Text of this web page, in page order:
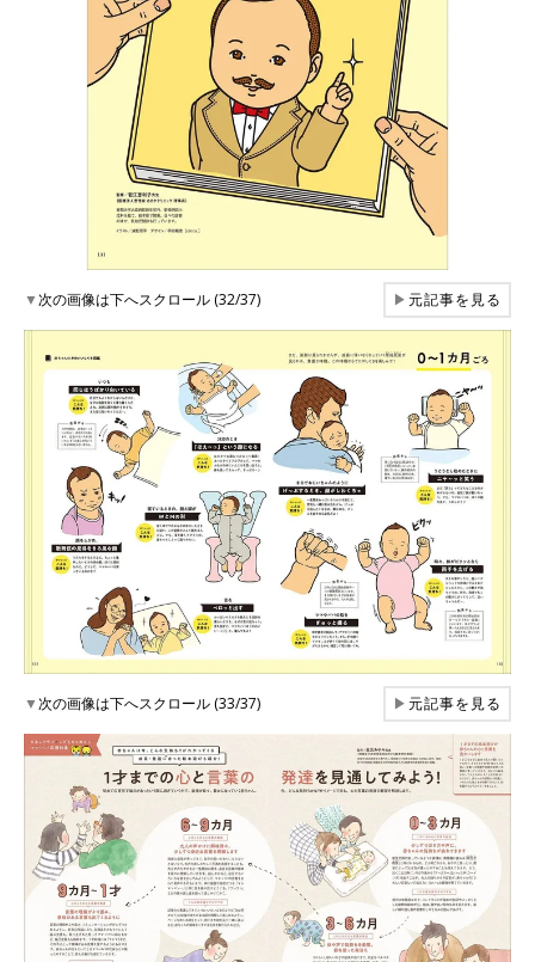
▼次の画像は下へスクロール (32/37) ▶元記事を見る
▼次の画像は下へスクロール (33/37) ▶元記事を見る